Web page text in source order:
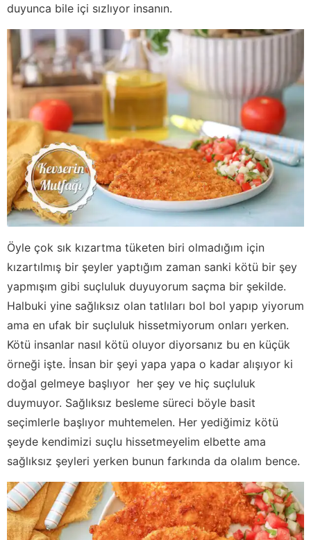
duyunca bile içi sızlıyor insanın.
Öyle çok sık kızartma tüketen biri olmadığım için
kızartılmış bir şeyler yaptığım zaman sanki kötü bir şey
yapmışım gibi suçluluk duyuyorum saçma bir şekilde.
Halbuki yine sağlıksız olan tatlıları bol bol yapıp yiyorum
ama en ufak bir suçluluk hissetmiyorum onları yerken.
Kötü insanlar nasıl kötü oluyor diyorsanız bu en küçük
örneği işte. İnsan bir şeyi yapa yapa o kadar alışıyor ki
doğal gelmeye başlıyor her şey ve hiç suçluluk
duymuyor. Sağlıksız besleme süreci böyle basit
seçimlerle başlıyor muhtemelen. Her yediğimiz kötü
şeyde kendimizi suçlu hissetmeyelim elbette ama
sağlıksız şeyleri yerken bunun farkında da olalım bence.